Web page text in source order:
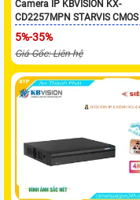
Camera IP KBVISION KX-
CD2257MPN STARVIS CMOS
5%-35%
Giá Gốc: Liên hệ